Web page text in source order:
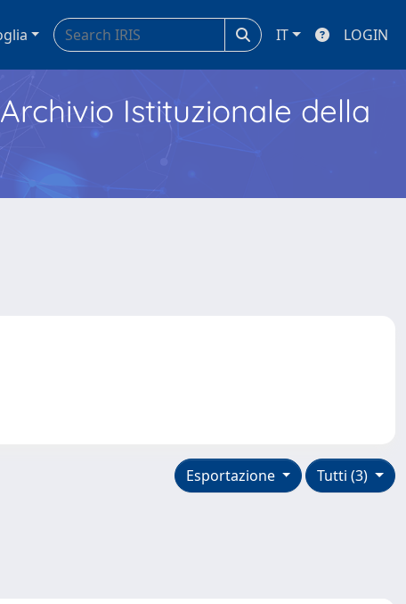
IT LOGIN
Archivio Istituzionale della
Tutti (3)
Esportazione